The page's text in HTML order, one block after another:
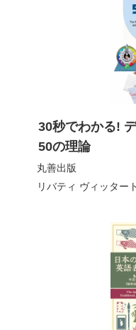
30秒でわかる!
50の理論
丸善出版
リバティ ヴィッタート